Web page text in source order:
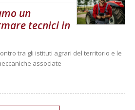
un
tecnici in
tra gli istituti agrari del territorio e le
associate